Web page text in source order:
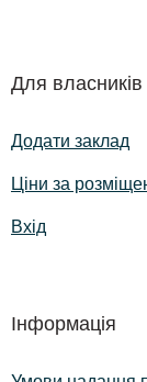
Для власників
Додати заклад
Ціни за
Вхід
Інформація